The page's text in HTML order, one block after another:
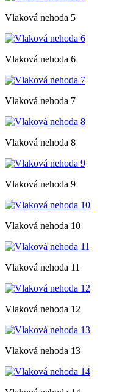
Vlaková nehoda 5
Vlaková nehoda 6
Vlaková nehoda 7
Vlaková nehoda 8
Vlaková nehoda 9
Vlaková nehoda 10
Vlaková nehoda 11
Vlaková nehoda 12
Vlaková nehoda 13